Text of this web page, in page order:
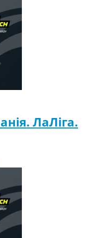
ЛаЛіга.